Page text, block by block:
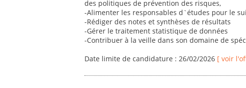
des politiques de prévention des risques,
-Alimenter les responsables d`études pour le
-Rédiger des notes et synthèses de résultats
-Gérer le traitement statistique de données
-Contribuer à la veille dans son domaine de
Date limite de candidature : 26/02/2026 [ voir